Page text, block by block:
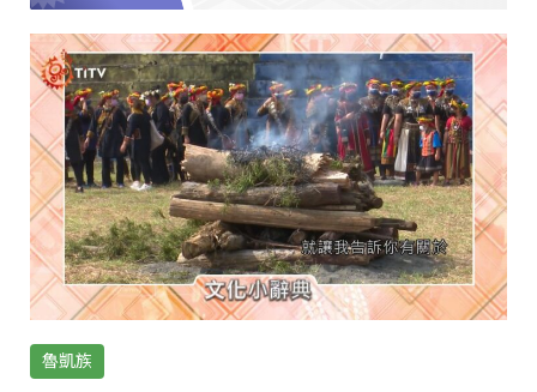
魯凱族